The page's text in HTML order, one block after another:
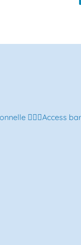
💆🏻‍♀️Access